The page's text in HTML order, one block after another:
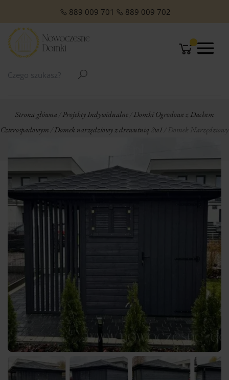
889 009 701 889 009 702
Strona główna Projekty Indywidualne/ Domki Ogrodowe z Dachem
Czterospadowym
Domek narzędziowy z drewutnią 2w1 / Domek Narzędziowy